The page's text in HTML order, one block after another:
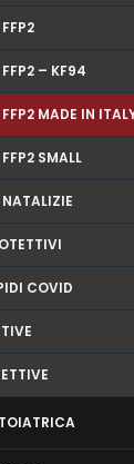
– KF94
MADE IN
SMALL
COVID